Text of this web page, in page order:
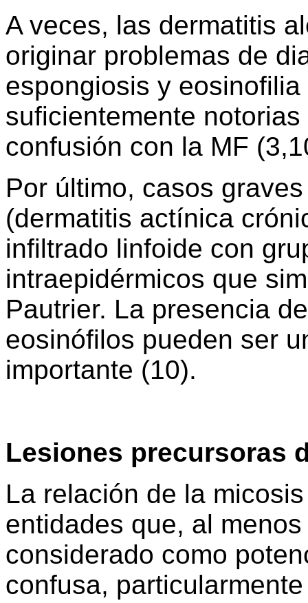
A veces, las dermatitis
originar problemas de
espongiosis y
suficientemente
confusión con la MF
Por último, casos
(dermatitis actínica
infiltrado linfoide con
intraepidérmicos que
Pautrier. La presencia
eosinófilos pueden ser
importante (10).
Lesiones precursoras
La relación de la
entidades que, al
considerado como
confusa,